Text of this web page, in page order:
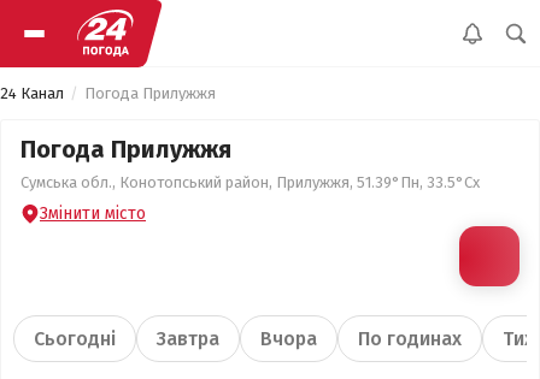
24 Канал Погода Прилужжя
Погода Прилужжя
Сумська обл., Конотопський район, Прилужжя, 51.39°Пн, 33.5°Сх
Змінити місто
Сьогодні Завтра Вчора По годинах